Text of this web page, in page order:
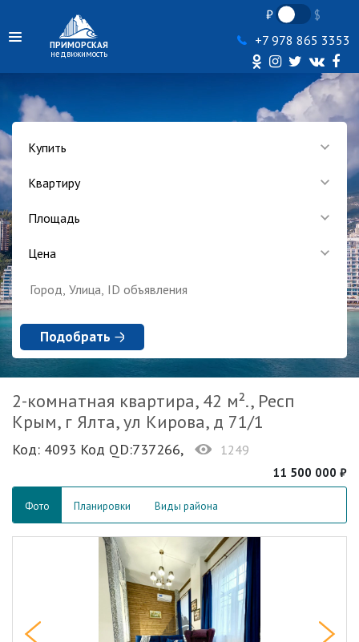
ПРИМОРСКАЯ
недвижимость
+7 978 865 3353
Купить
Квартиру
Площадь
Цена
Подобрать
2-комнатная квартира, 42 м²., Респ
Крым, г Ялта, ул Кирова, д 71/1
Код: 4093 Код QD:737266, 1249
11 500 000 ₽
Фото Планировки Виды района